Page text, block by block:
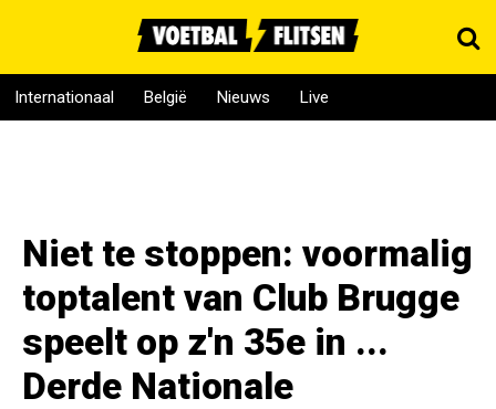
Internationaal België Nieuws Live
Niet te stoppen: voormalig
toptalent van Club Brugge
speelt op z'n 35e in ...
Derde Nationale